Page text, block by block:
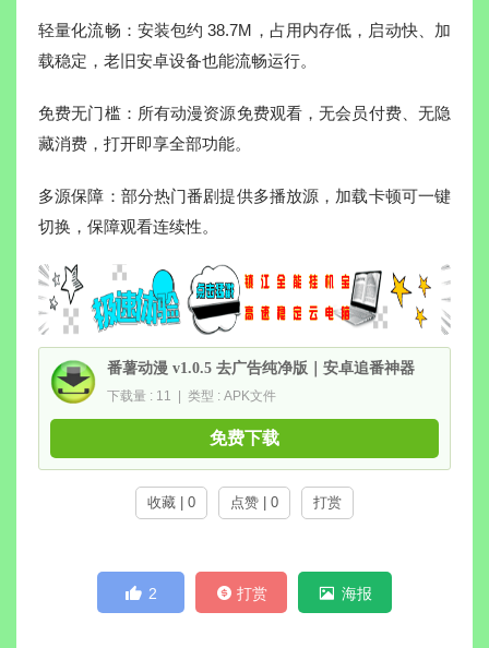
轻量化流畅：安装包约 38.7M，占用内存低，启动快、加
载稳定，老旧安卓设备也能流畅运行。
免费无门槛：所有动漫资源免费观看，无会员付费、无隐
藏消费，打开即享全部功能。
多源保障：部分热门番剧提供多播放源，加载卡顿可一键
切换，保障观看连续性。
番薯动漫 v1.0.5 去广告纯净版｜安卓追番神器
下载量 : 11 | 类型 : APK文件
免费下载
收藏 | 0 点赞 | 0 打赏
2 打赏 海报